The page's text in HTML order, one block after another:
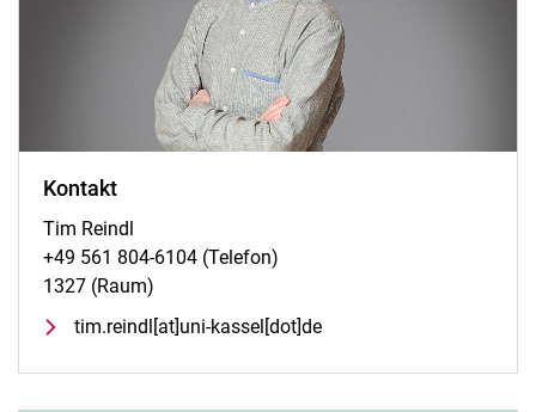
Frauen- und Gleichstellungsbeauftragte
Kontakt
Tim Reindl
+49 561 804-6104 (Telefon)
1327 (Raum)
tim.reindl[at]uni-kassel[dot]de